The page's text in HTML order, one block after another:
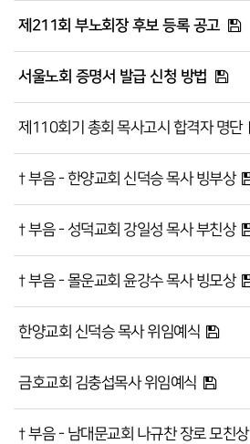
제211회 부노회장 후보 등록 공고
서울노회 증명서 발급 신청 방법
제110회기 총회 목사고시 합격자 명단
† 부음 - 한양교회 신덕승 목사 빙부상
† 부음 - 성덕교회 강일성 목사 부친상
† 부음 - 몰운교회 윤강수 목사 빙모상
한양교회 신덕승 목사 위임예식
금호교회 김충섭목사 위임예식
† 부음 - 남대문교회 나규찬 장로 모친상